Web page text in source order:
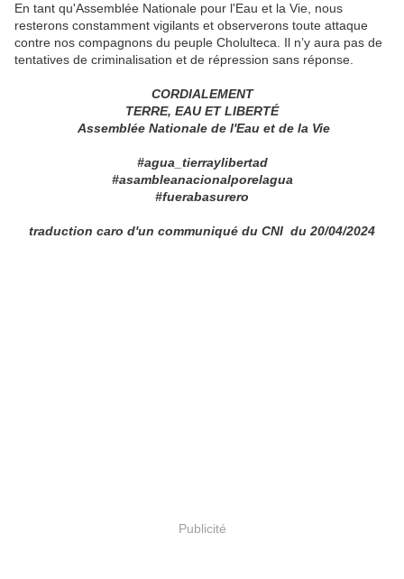
En tant qu'Assemblée Nationale pour l'Eau et la Vie, nous
resterons constamment vigilants et observerons toute attaque
contre nos compagnons du peuple Cholulteca. Il n’y aura pas de
tentatives de criminalisation et de répression sans réponse.
CORDIALEMENT
TERRE, EAU ET LIBERTÉ
Assemblée Nationale de l'Eau et de la Vie
#agua_tierraylibertad
#asambleanacionalporelagua
#fuerabasurero
traduction caro d'un communiqué du CNI du 20/04/2024
Publicité